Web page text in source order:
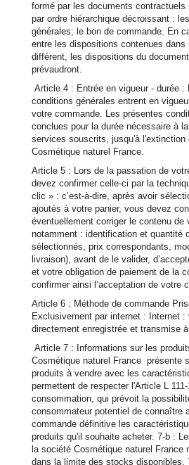
formé par les documents
par ordre hiérarchique décroissant :
générales; le bon de commande. En
entre les dispositions contenues
différent, les dispositions du
prévaudront.
Article 4 : Entrée en vigueur - durée :
conditions générales entrent en
votre commande. Les présentes
conclues pour la durée nécessaire à
services souscrits, jusqu'à l'extinction
Cosmétique naturel France.
Article 5 : Lors de la passation de
devez confirmer celle-ci par la
clic » : c’est-à-dire, après avoir
ajoutés à votre panier, vous devez
éventuellement corriger le contenu de
notamment : identification et quantité
sélectionnés, prix correspondants,
livraison), avant de le valider,
et votre obligation de paiement de la
confirmer ainsi l’acceptation de votre
Article 6 : Méthode de commande
Exclusivement par internet : Internet
directement enregistrée et transmise
Article 7 : Informations sur les
Cosmétique naturel France présente
produits à vendre avec les
permettent de respecter l'Article L
consommation, qui prévoit la
consommateur potentiel de connaître
commande définitive les
produits qu'il souhaite acheter. 7-b :
la société Cosmétique naturel France
dans la limite des stocks disponibles.